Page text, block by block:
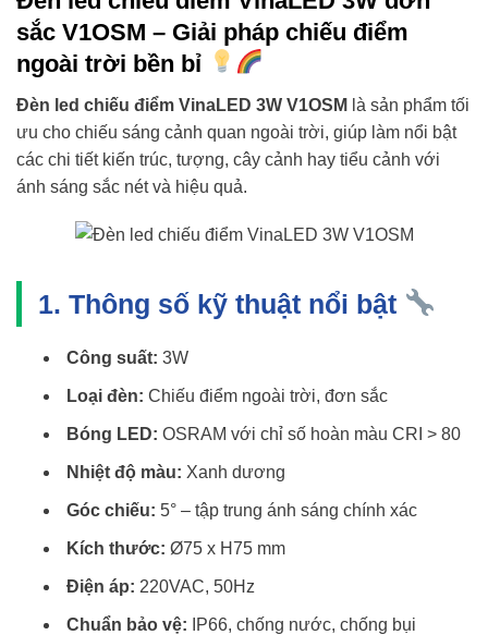
sắc V1OSM – Giải pháp chiếu điểm
ngoài trời bền bỉ
Đèn led chiếu điểm VinaLED 3W V1OSM là sản phẩm tối
ưu cho chiếu sáng cảnh quan ngoài trời, giúp làm nổi bật
các chi tiết kiến trúc, tượng, cây cảnh hay tiểu cảnh với
ánh sáng sắc nét và hiệu quả.
1. Thông số kỹ thuật nổi bật
Công suất: 3W
Loại đèn: Chiếu điểm ngoài trời, đơn sắc
Bóng LED: OSRAM với chỉ số hoàn màu CRI > 80
Nhiệt độ màu: Xanh dương
Góc chiếu: 5° – tập trung ánh sáng chính xác
Kích thước: Ø75 x H75 mm
Điện áp: 220VAC, 50Hz
Chuẩn bảo vệ: IP66, chống nước, chống bụi